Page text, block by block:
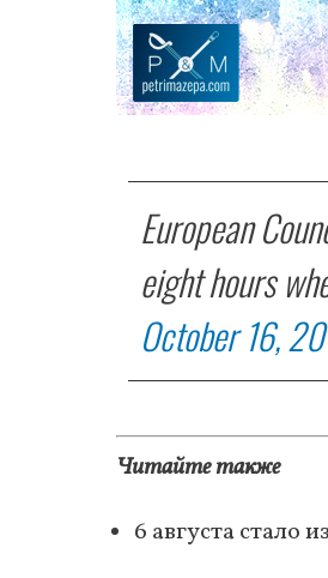
European
eight hours
October 16,
Читайте также
6 августа стало